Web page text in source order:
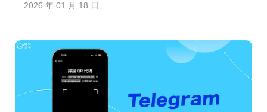
2026 年 01 月 18 日